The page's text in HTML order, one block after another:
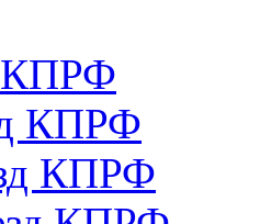
КПРФ
КПРФ
КПРФ